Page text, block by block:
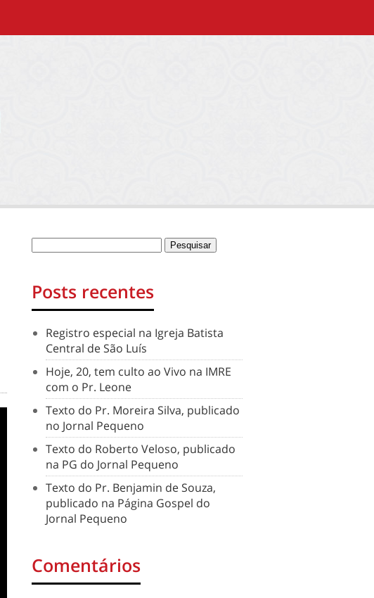
Posts recentes
Registro especial na Igreja Batista
Central de São Luís
Hoje, 20, tem culto ao Vivo na IMRE
com o Pr. Leone
Texto do Pr. Moreira Silva, publicado
no Jornal Pequeno
Texto do Roberto Veloso, publicado
na PG do Jornal Pequeno
Texto do Pr. Benjamin de Souza,
publicado na Página Gospel do
Jornal Pequeno
Comentários